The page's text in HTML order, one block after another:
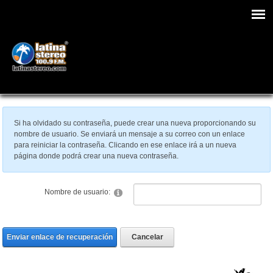
Si ha olvidado su contraseña, puede crear una nueva proporcionando su
nombre de usuario. Se enviará un mensaje a su correo con un enlace
para reiniciar la contraseña. Clicando en ese enlace irá a un nueva
página donde podrá crear una nueva contraseña.
Nombre de usuario:
Enviar enlace de recuperación Cancelar